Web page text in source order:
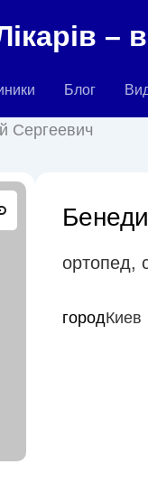
–
Блог
Сергеевич
ортопед,
городКиев